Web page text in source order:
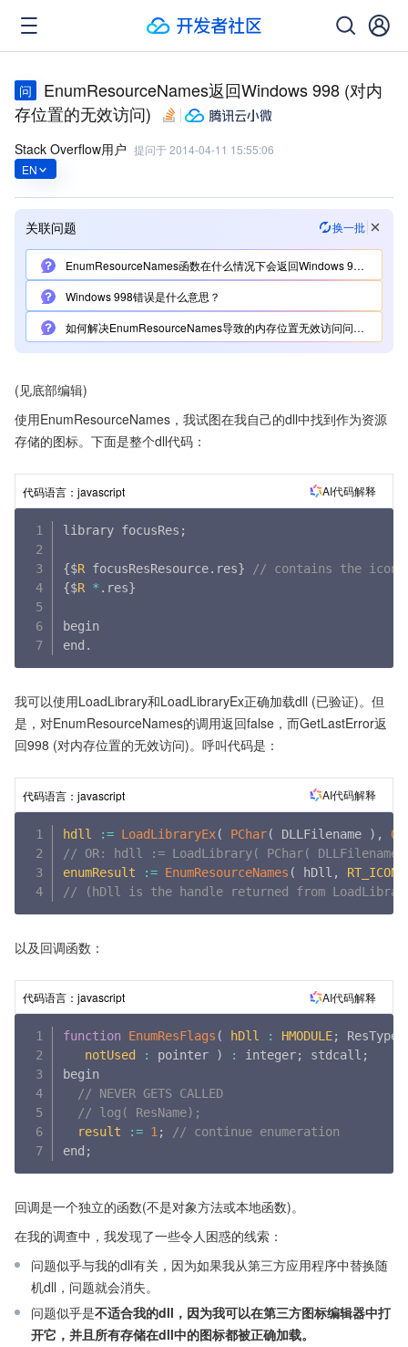
问
EnumResourceNames返回Windows 998 (对内
存位置的无效访问)
Stack Overflow用户 提问于2014-04-11 15:55:06
EN
关联问题 换一批
EnumResourceNames函数在什么情况下会返回Windows 998错误？
Windows 998错误是什么意思？
如何解决EnumResourceNames导致的内存位置无效访问问题？
(见底部编辑)
使用EnumResourceNames，我试图在我自己的dll中找到作为资源
存储的图标。下面是整个dll代码：
代码语言： javascript AI代码解释
library focusRes ;
{$R focusResResource. res}
// contains the
{$R * . res}
begin
end .
我可以使用LoadLibrary和LoadLibraryEx正确加载dll (已验证)。但
是，对EnumResourceNames的调用返回false，而GetLastError返
回998 (对内存位置的无效访问)。呼叫代码是：
代码语言： javascript AI代码解释
hdll := LoadLibraryEx( PChar( DLLFilename ) , 0
// OR: hdll := LoadLibrary( PChar(
enumResult
:= EnumResourceNames ( hDll , RT_ICON
// (hDll is the handle returned from
以及回调函数：
代码语言： javascript AI代码解释
function EnumResFlags ( hDll : HMODULE; ResType
notUsed
: pointer ) : integer; stdcall ;
begin
// NEVER GETS CALLED
// log( ResName);
result
:= 1;
// continue enumeration
end ;
回调是一个独立的函数(不是对象方法或本地函数)。
在我的调查中，我发现了一些令人困惑的线索：
问题似乎与我的dll有关，因为如果我从第三方应用程序中替换随
机dll，问题就会消失。
问题似乎是不适合我的dll，因为我可以在第三方图标编辑器中打
开它，并且所有存储在dll中的图标都被正确加载。